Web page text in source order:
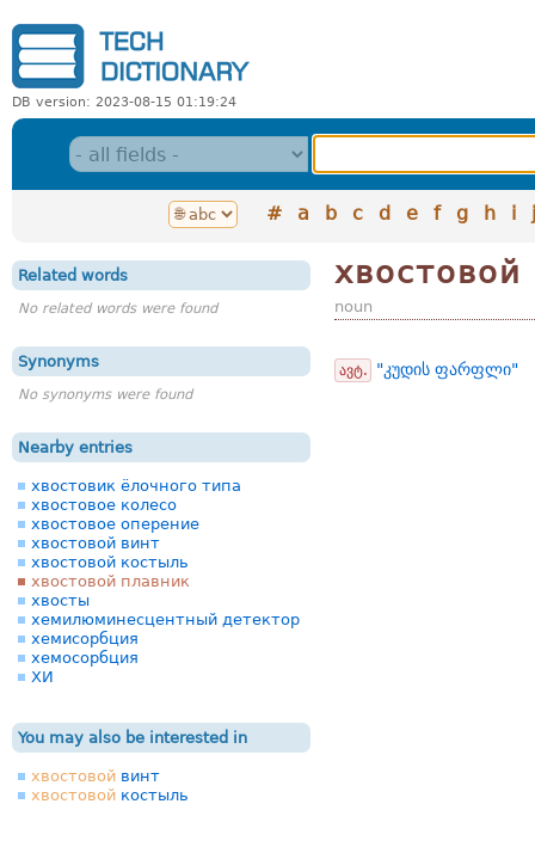
DB version: 2023-08-15 01:19:24
# a b c d e f g h i j
Related words
No related words were found
Synonyms
No synonyms were found
Nearby entries
хвостовик ёлочного типа
хвостовое колесо
хвостовое оперение
хвостовой винт
хвостовой костыль
хвостовой плавник
хвосты
хемилюминесцентный детектор
хемисорбция
хемосорбция
ХИ
You may also be interested in
хвостовой винт
хвостовой костыль
noun
ავტ. "კუდის ფარფლი"